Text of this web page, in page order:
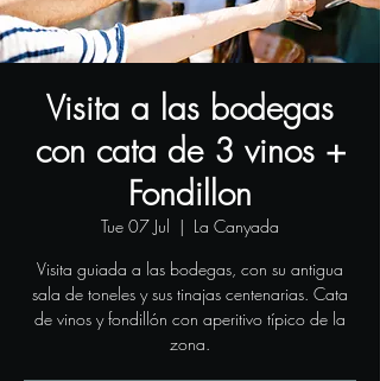
Visita a las bodegas
con cata de 3 vinos +
Fondillon
Tue 07 Jul
  |
La Canyada
Visita guiada a las bodegas, con su antigua
sala de toneles y sus tinajas centenarias. Cata
de vinos y fondillón con aperitivo típico de la
zona.